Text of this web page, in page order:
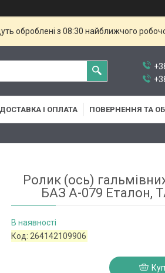
оброблені з 08:30 найближчого
ДОСТАВКА І ОПЛАТА ПОВЕРНЕННЯ ТА
Ролик (ось)
БАЗ А-079 Еталон,
В наявності
Код: 264142109906